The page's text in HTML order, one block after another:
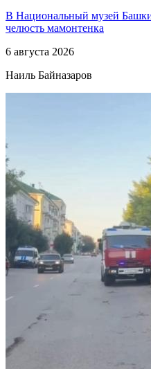
В Национальный музей
челюсть мамонтенка
6 августа 2026
Наиль Байназаров